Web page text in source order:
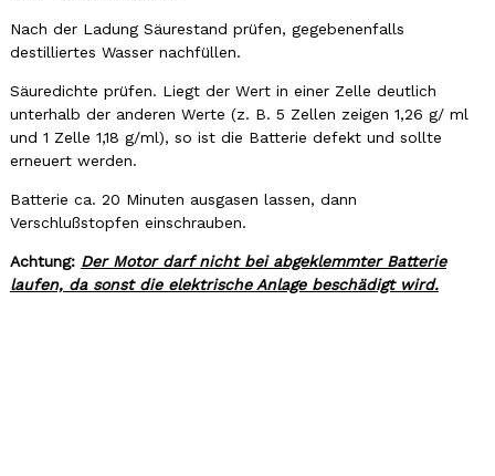
Nach der Ladung Säurestand prüfen, gegebenenfalls
destilliertes Wasser nachfüllen.
Säuredichte prüfen. Liegt der Wert in einer Zelle deutlich
unterhalb der anderen Werte (z. B. 5 Zellen zeigen 1,26 g/ ml
und 1 Zelle 1,18 g/ml), so ist die Batterie defekt und sollte
erneuert werden.
Batterie ca. 20 Minuten ausgasen lassen, dann
Verschlußstopfen einschrauben.
Achtung: Der Motor darf nicht bei abgeklemmter Batterie
laufen, da sonst die elektrische Anlage beschädigt wird.